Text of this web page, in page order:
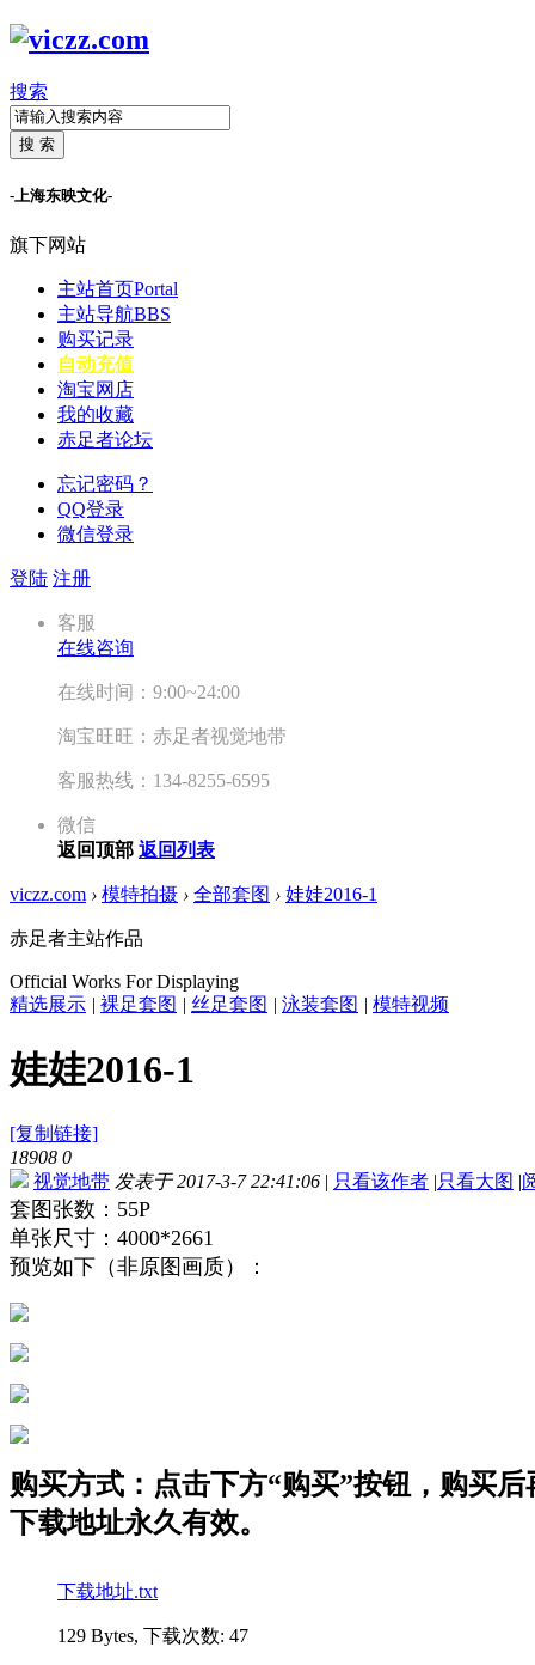
搜索
搜 索
-上海东映文化-
旗下网站
主站首页Portal
主站导航BBS
购买记录
自动充值
淘宝网店
我的收藏
赤足者论坛
忘记密码？
QQ登录
微信登录
登陆 注册
客服
在线咨询
在线时间：9:00~24:00
淘宝旺旺：赤足者视觉地带
客服热线：134-8255-6595
微信
返回顶部 返回列表
viczz.com › 模特拍摄 › 全部套图 › 娃娃2016-1
赤足者主站作品
Official Works For Displaying
精选展示 | 裸足套图 | 丝足套图 | 泳装套图 | 模特视频
娃娃2016-1
[复制链接]
18908 0
视觉地带 发表于 2017-3-7 22:41:06 | 只看该作者 |只看大图 |
套图张数：55P
单张尺寸：4000*2661
预览如下（非原图画质）：
购买方式：点击下方“购买”按钮，购买
下载地址永久有效。
下载地址.txt
129 Bytes, 下载次数: 47